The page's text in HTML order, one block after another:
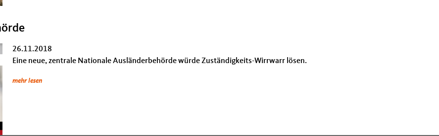
26.11.2018
Eine neue, zentrale Nationale Ausländerbehörde würde Zuständigkeits-Wirrwarr lösen.
mehr lesen